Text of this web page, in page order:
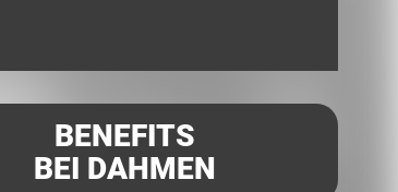
BENEFITS
BEI DAHMEN